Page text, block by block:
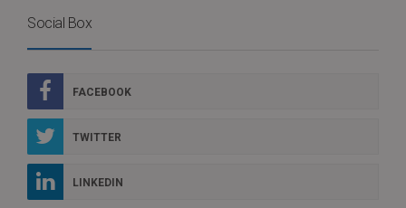
Social Box
FACEBOOK
TWITTER
LINKEDIN